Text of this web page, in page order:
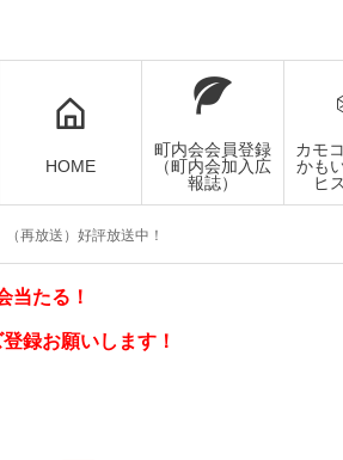
HOME
町内会会員登録
（町内会加入広
報誌）
カモ
かも
ヒ
再放送）好評放送中！
当たる！
録お願いします！